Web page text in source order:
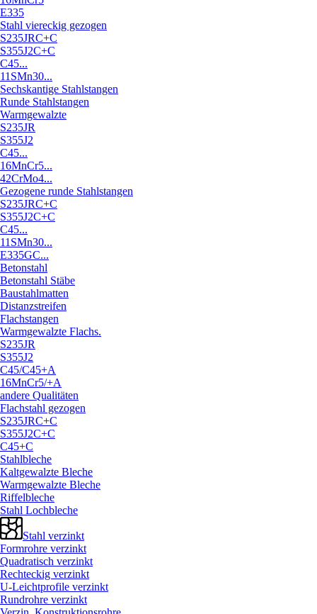
E335
Stahl viereckig gezogen
S235JRC+C
S355J2C+C
C45...
11SMn30...
Sechskantige Stahlstangen
Runde Stahlstangen
Warmgewalzte
S235JR
S355J2
C45...
16MnCr5...
42CrMo4...
Gezogene runde Stahlstangen
S235JRC+C
S355J2C+C
C45...
11SMn30...
E335GC...
Betonstahl
Betonstahl Stäbe
Baustahlmatten
Distanzstreifen
Flachstangen
Warmgewalzte Flachs.
S235JR
S355J2
C45/C45+A
16MnCr5/+A
andere Qualitäten
Flachstahl gezogen
S235JRC+C
S355J2C+C
C45+C
Stahlbleche
Kaltgewalzte Bleche
Warmgewalzte Bleche
Riffelbleche
Stahl Lochbleche
Stahl verzinkt
Formrohre verzinkt
Quadratisch verzinkt
Rechteckig verzinkt
U-Leichtprofile verzinkt
Rundrohre verzinkt